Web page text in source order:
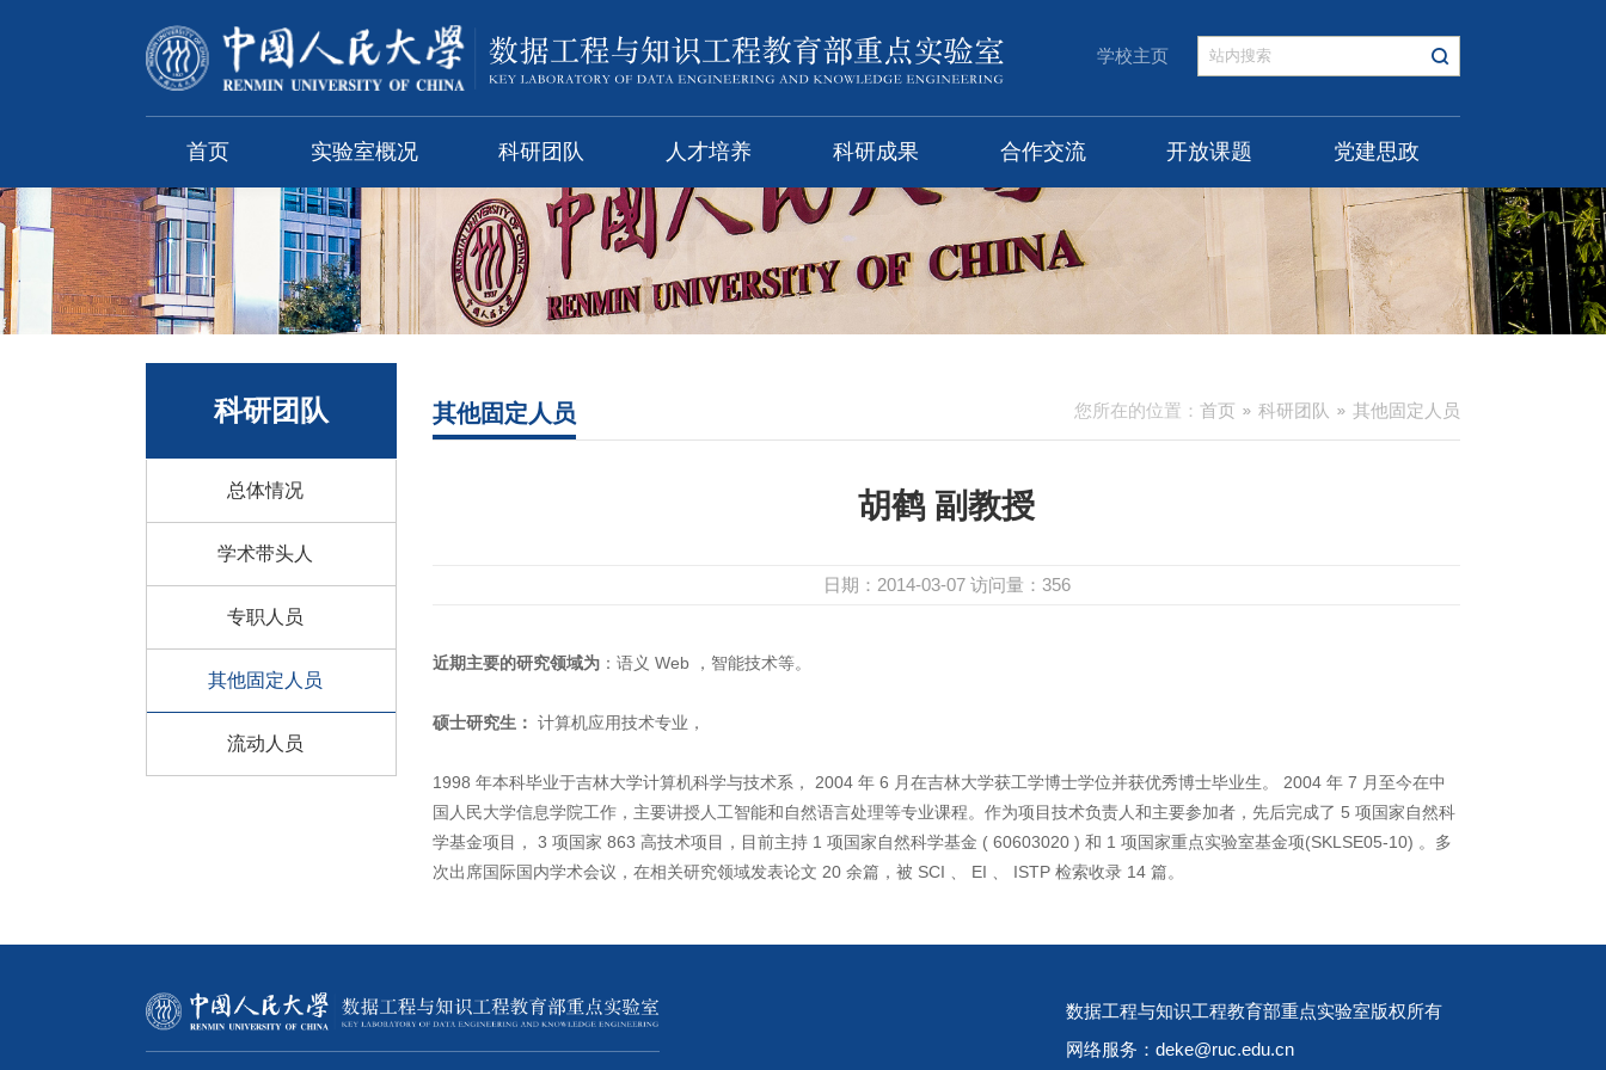
学校主页
首页 实验室概况 科研团队 人才培养 科研成果 合作交流 开放课题 党建思政
科研团队
总体情况
学术带头人
专职人员
其他固定人员
流动人员
您所在的位置： 首页 科研团队 其他固定人员
其他固定人员
胡鹤 副教授
日期：2014-03-07 访问量： 356
近期主要的研究领域为 ：语义 Web ，智能技术等。
硕士研究生： 计算机应用技术专业，
1998 年本科毕业于吉林大学计算机科学与技术系， 2004 年 6 月在吉林大学获工学博士学位并获优秀博士毕业生。 2004 年 7 月至今在中
国人民大学信息学院工作，主要讲授人工智能和自然语言处理等专业课程。作为项目技术负责人和主要参加者，先后完成了 5 项国家自然科
学基金项目，
3 项国家 863 高技术项目，目前主持 1 项国家自然科学基金 ( 60603020 ) 和 1 项国家重点实验室基金项(SKLSE05-10) 。多
次出席国际国内学术会议，在相关研究领域发表论文 20 余篇，被 SCI EI ISTP 检索收录 14 篇。
数据工程与知识工程教育部重点实验室版权所有
网络服务：deke@ruc.edu.cn